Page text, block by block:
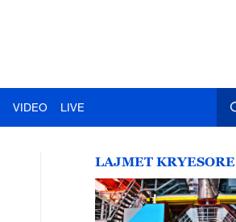
VIDEO LIVE
LAJMET KRYESORE